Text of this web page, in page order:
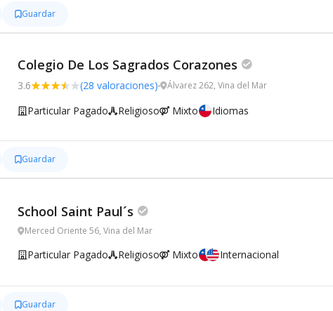
Guardar
Colegio De Los Sagrados Corazones
3.6 (28 valoraciones) Álvarez 262, Vina del Mar
Particular Pagado Religioso Mixto Idiomas
Guardar
School Saint Paul´s
Merced Oriente 56, Vina del Mar
Particular Pagado Religioso Mixto Internacional
Guardar